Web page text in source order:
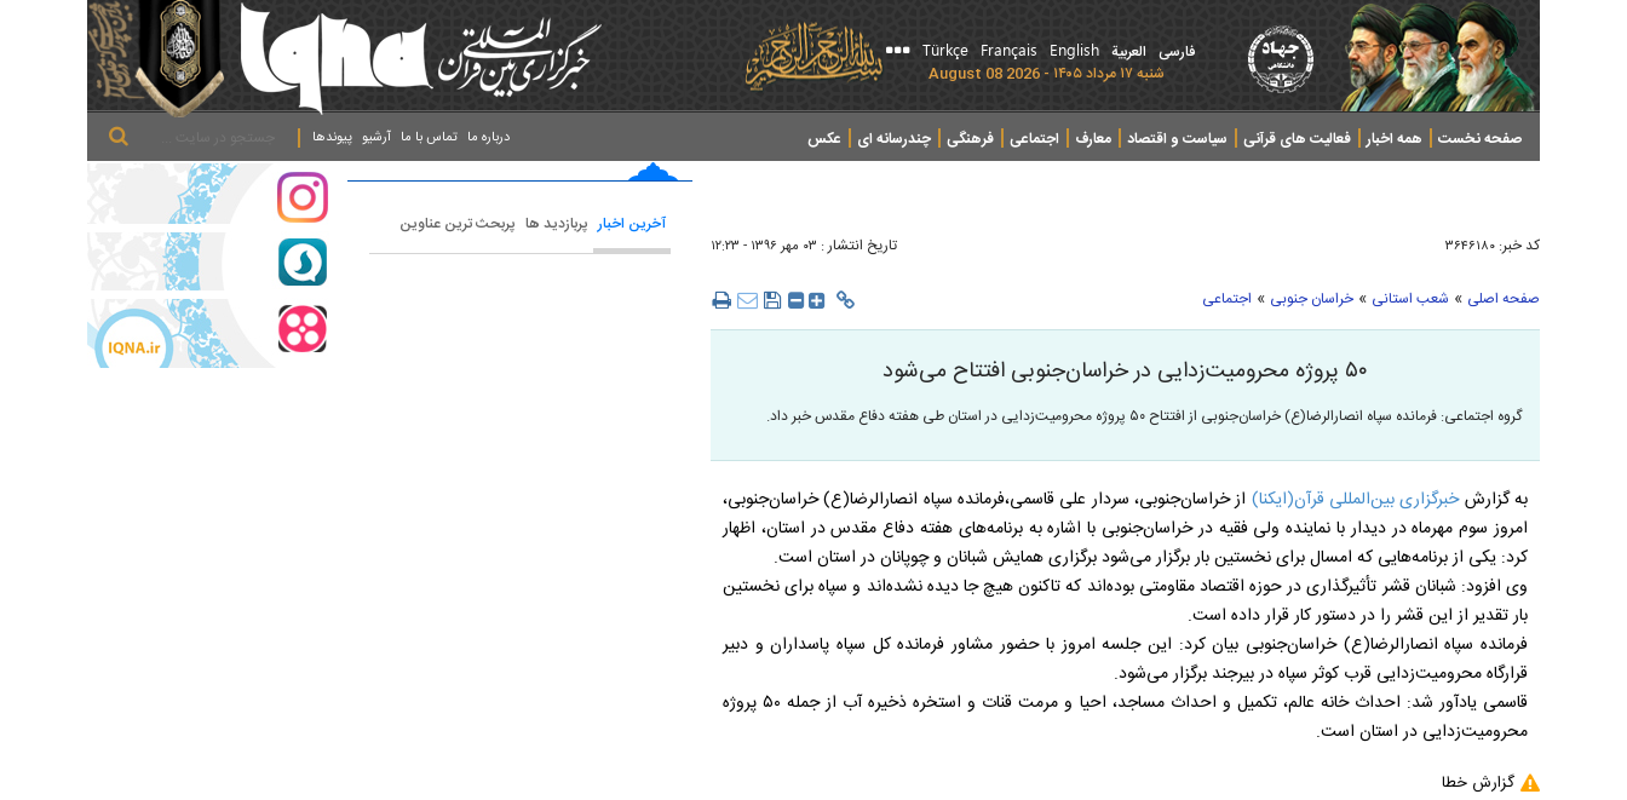
فارسی العربیة English
Français
Türkçe
شنبه ۱۷ مرداد ۱۴۰۵ - 2026 August 08
صفحه نخست همه اخبار فعالیت های قرآنی سیاست و اقتصاد معارف اجتماعی فرهنگی چندرسانه ای عکس پیوندها آرشیو تماس با ما درباره ما
کد خبر: ۳۶۴۶۱۸۰ تاریخ انتشار : ۰۳ مهر ۱۳۹۶ - ۱۲:۲۳
صفحه اصلی » شعب استانی » خراسان جنوبی » اجتماعی
۵۰ پروژه محرومیت‌زدایی در خراسان‌جنوبی افتتاح می‌شود
گروه اجتماعی: فرمانده سپاه انصارالرضا(ع) خراسان‌جنوبی از افتتاح ۵۰ پروژه محرومیت‌زدایی در استان طی هفته دفاع مقدس خبر داد.
به گزارشخبرگزاری بین‌المللی قرآن(ایکنا) از خراسان‌جنوبی، سردار علی قاسمی،فرمانده سپاه انصارالرضا(ع) خراسان‌جنوبی،
امروز سوم مهرماه در دیدار با نماینده ولی فقیه در خراسان‌جنوبی با اشاره به برنامه‌های هفته دفاع مقدس در استان، اظهار
کرد: یکی از برنامه‌هایی که امسال برای نخستین بار برگزار می‌شود برگزاری همایش شبانان و چوپانان در استان است.
وی افزود: شبانان قشر تأثیرگذاری در حوزه اقتصاد مقاومتی بوده‌اند که تاکنون هیچ جا دیده نشده‌اند و سپاه برای نخستین
بار تقدیر از این قشر را در دستور کار قرار داده است.
فرمانده سپاه انصارالرضا(ع) خراسان‌جنوبی بیان کرد: این جلسه امروز با حضور مشاور فرمانده کل سپاه پاسداران و دبیر
قرارگاه محرومیت‌زدایی قرب کوثر سپاه در بیرجند برگزار می‌شود.
قاسمی یادآور شد: احداث خانه عالم، تکمیل و احداث مساجد، احیا و مرمت قنات و استخره ذخیره آب از جمله ۵۰ پروژه
محرومیت‌زدایی در استان است.
گزارش خطا
آخرین اخبار پربازدید ها پربحث ترین عناوین